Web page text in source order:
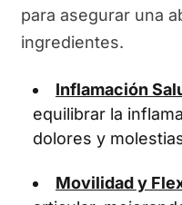
para asegurar una
ingredientes.
Inflamación
equilibrar la
dolores y
Movilidad y